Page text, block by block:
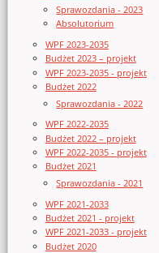
Sprawozdania - 2023
Absolutorium
WPF 2023-2035
Budżet 2023 – projekt
WPF 2023-2035 - projekt
Budżet 2022
Sprawozdania - 2022
WPF 2022-2035
Budżet 2022 – projekt
WPF 2022-2035 - projekt
Budżet 2021
Sprawozdania - 2021
WPF 2021-2033
Budżet 2021 - projekt
WPF 2021-2033 - projekt
Budżet 2020